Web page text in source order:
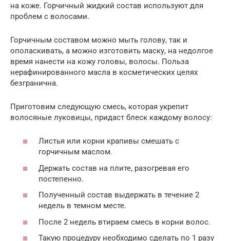
на коже. Горчичный жидкий состав используют для
проблем с волосами.
Горчичным составом можно мыть голову, так и
ополаскивать, а можно изготовить маску, на недолгое
время нанести на кожу головы, волосы. Польза
нерафинированного масла в косметических целях
безгранична.
Приготовим следующую смесь, которая укрепит
волосяные луковицы, придаст блеск каждому волосу:
Листья или корни крапивы смешать с
горчичным маслом.
Держать состав на плите, разогревая его
постепенно.
Полученный состав выдержать в течение 2
недель в темном месте.
После 2 недель втираем смесь в корни волос.
Такую процедуру необходимо сделать по 1 разу